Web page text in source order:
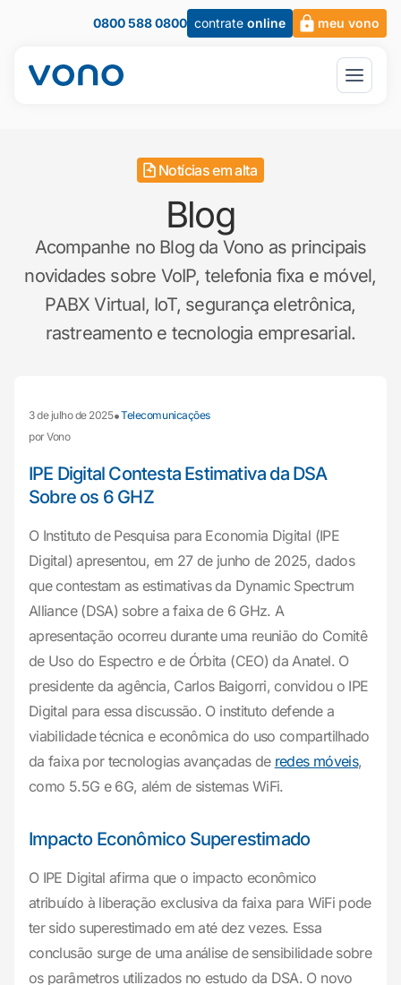
0800 588 0800 contrate online meu vono
Notícias em alta
Blog
Acompanhe no Blog da Vono as principais
novidades sobre VoIP, telefonia fixa e móvel,
PABX Virtual, IoT, segurança eletrônica,
rastreamento e tecnologia empresarial.
3 de julho de 2025•Telecomunicações
por Vono
IPE Digital Contesta Estimativa da DSA
Sobre os 6 GHZ
O Instituto de Pesquisa para Economia Digital (IPE
Digital) apresentou, em 27 de junho de 2025, dados
que contestam as estimativas da Dynamic Spectrum
Alliance (DSA) sobre a faixa de 6 GHz. A
apresentação ocorreu durante uma reunião do Comitê
de Uso do Espectro e de Órbita (CEO) da Anatel. O
presidente da agência, Carlos Baigorri, convidou o IPE
Digital para essa discussão. O instituto defende a
viabilidade técnica e econômica do uso compartilhado
da faixa por tecnologias avançadas de redes móveis,
como 5.5G e 6G, além de sistemas WiFi.
Impacto Econômico Superestimado
O IPE Digital afirma que o impacto econômico
atribuído à liberação exclusiva da faixa para WiFi pode
ter sido superestimado em até dez vezes. Essa
conclusão surge de uma análise de sensibilidade sobre
os parâmetros utilizados no estudo da DSA. O novo